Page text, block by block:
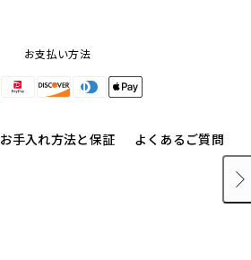
お支払い方法
お手入れ方法と保証 よくあるご質問